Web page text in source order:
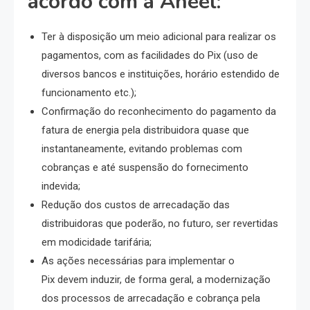
Ter à disposição um meio adicional para realizar os
pagamentos, com as facilidades do Pix (uso de
diversos bancos e instituições, horário estendido de
funcionamento etc.);
Confirmação do reconhecimento do pagamento da
fatura de energia pela distribuidora quase que
instantaneamente, evitando problemas com
cobranças e até suspensão do fornecimento
indevida;
Redução dos custos de arrecadação das
distribuidoras que poderão, no futuro, ser revertidas
em modicidade tarifária;
As ações necessárias para implementar o
Pix devem induzir, de forma geral, a modernização
dos processos de arrecadação e cobrança pela